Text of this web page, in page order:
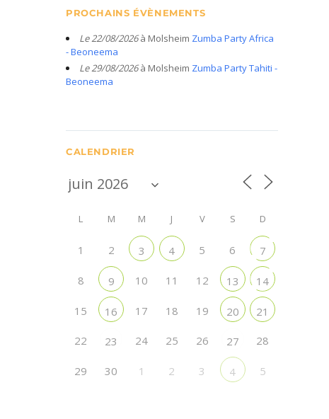
PROCHAINS ÉVÈNEMENTS
Le 22/08/2026à Molsheim Zumba Party Africa
- Beoneema
Le 29/08/2026à Molsheim Zumba Party Tahiti -
Beoneema
CALENDRIER
L M M J V S D
1 2 3 4 5 6 7
8 9 10 11 12 13 14
15 16 17 18 19 20 21
22 23 24 25 26 27 28
29 30 1 2 3 4 5